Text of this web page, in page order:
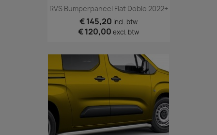
RVS Bumperpaneel Fiat Doblo 2022+
€ 145,20 incl. btw
€ 120,00 excl. btw